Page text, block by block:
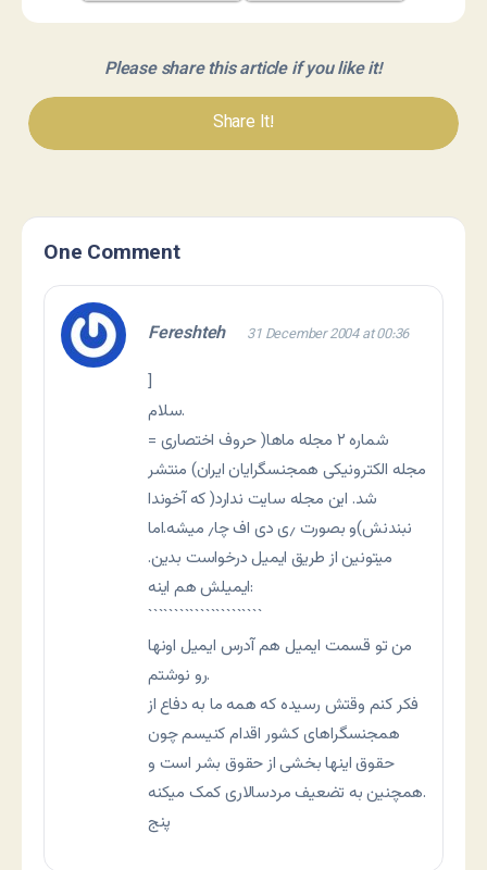
Please share this article if you like it!
Share It!
One Comment
Fereshteh 31 December 2004 at 00:36
]
سلام.
شماره ۲ مجله ماها( حروف اختصاری =
مجله الکترونيکی همجنسگرايان ايران) منتشر
شد. اين مجله سايت ندارد( که آخوندا
نبندنش)و بصورت ٫ی دی اف چا٫ میشه.اما
ميتونين از طريق ايميل درخواست بدين.
ايميلش هم اينه:
``````````````````````
من تو قسمت ايميل هم آدرس ايميل اونها
رو نوشتم.
فکر کنم وقتش رسیده که همه ما به دفاع از
همجنسگراهای کشور اقدام کنیسم چون
حقوق اینها بخشی از حقوق بشر است و
همچنین به تضعیف مردسالاری کمک میکنه.
پنج